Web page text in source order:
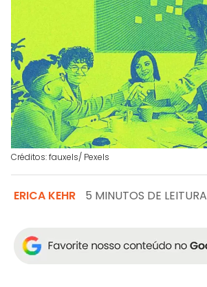
Créditos: fauxels/ Pexels
ERICA KEHR 5 MINUTOS DE LEITURA